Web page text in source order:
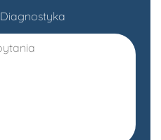
Diagnostyka